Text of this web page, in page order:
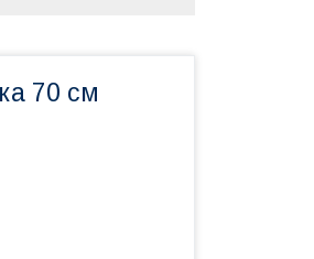
70 см